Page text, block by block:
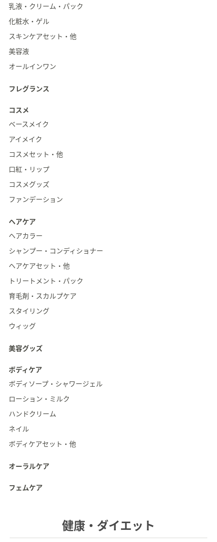
乳液・クリーム・パック
化粧水・ゲル
スキンケアセット・他
美容液
オールインワン
フレグランス
コスメ
ベースメイク
アイメイク
コスメセット・他
口紅・リップ
コスメグッズ
ファンデーション
ヘアケア
ヘアカラー
シャンプー・コンディショナー
ヘアケアセット・他
トリートメント・パック
育毛剤・スカルプケア
スタイリング
ウィッグ
美容グッズ
ボディケア
ボディソープ・シャワージェル
ローション・ミルク
ハンドクリーム
ネイル
ボディケアセット・他
オーラルケア
フェムケア
健康・ダイエット